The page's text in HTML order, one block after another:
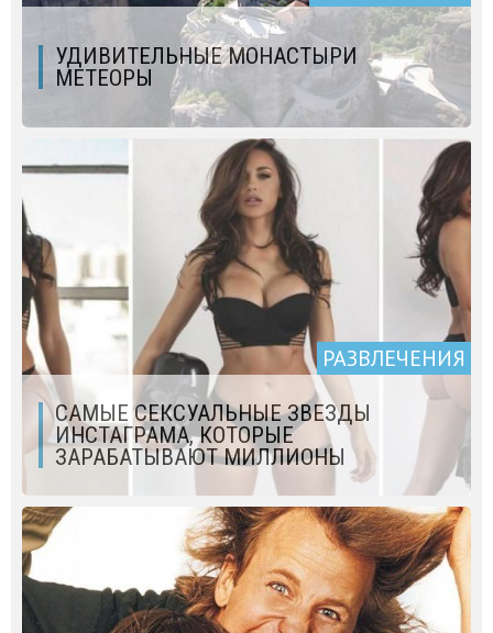
УДИВИТЕЛЬНЫЕ МОНАСТЫРИ
МЕТЕОРЫ
РАЗВЛЕЧЕНИЯ
САМЫЕ СЕКСУАЛЬНЫЕ ЗВЕЗДЫ
ИНСТАГРАМА, КОТОРЫЕ
ЗАРАБАТЫВАЮТ МИЛЛИОНЫ